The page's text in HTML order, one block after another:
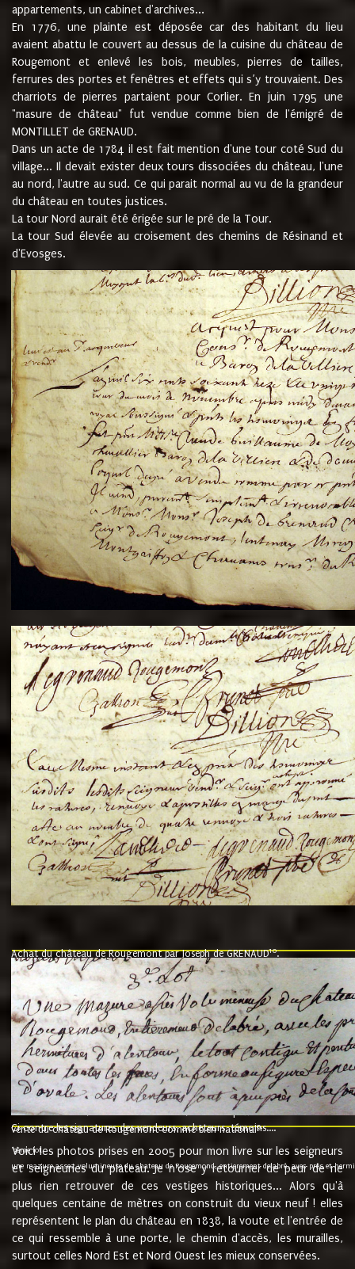
appartements, un cabinet d'archives...
En 1776, une plainte est déposée car des habitant du lieu
avaient abattu le couvert au dessus de la cuisine du château de
Rougemont et enlevé les bois, meubles, pierres de tailles,
ferrures des portes et fenêtres et effets qui s’y trouvaient. Des
charriots de pierres partaient pour Corlier. En juin 1795 une
"masure de château" fut vendue comme bien de l'émigré de
MONTILLET de GRENAUD.
Dans un acte de 1784 il est fait mention d'une tour coté Sud du
village... Il devait exister deux tours dissociées du château, l'une
au nord, l'autre au sud. Ce qui parait normal au vu de la grandeur
du château en toutes justices.
La tour Nord aurait été érigée sur le pré de la Tour.
La tour Sud élevée au croisement des chemins de Résinand et
d'Evosges.
Achat du château de Rougemont par Joseph de GRENAUD10.
"l'an mil six cent soixante treze le ving neuvième jour du mois de
nommé fut présent Messire Claude Guillaume de Moyriat chevalier baron
vend, purement simplement et irrevocablement a monseigneur monsieur
et chavannes conseiller du roy au parlement de Bourgogne, present et
que le dit seigneur Baron de la Vellière a sur ses hommes, indivisables et
de la Velliere tout ainsi et comme le dit seigneur Baron et ses
présent......"
suivent les rentes, donation des terriers, etc... au prix de 880 livre louis
Ci contre les signatures des vendeurs, acheteurs, témoins....
vente du château de Rougemont comme bien national9.
"3ème lot
une mazure assez volumineuse du chateau de Rougemond, entierement delabré, avec près et
Voici les photos prises en 2005 pour mon livre sur les seigneurs
et seigneuries du plateau. Je n'ose y retourner de peur de ne
plus rien retrouver de ces vestiges historiques... Alors qu'à
quelques centaine de mètres on construit du vieux neuf ! elles
représentent le plan du château en 1838, la voute et l'entrée de
ce qui ressemble à une porte, le chemin d'accès, les murailles,
surtout celles Nord Est et Nord Ouest les mieux conservées.